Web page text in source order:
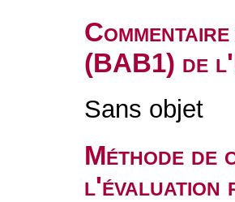
(BAB1) de
Sans objet
Méthode
l'évaluation